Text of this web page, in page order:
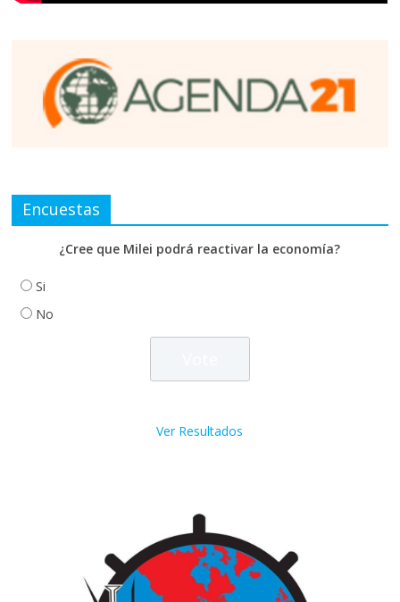
Encuestas
¿Cree que Milei podrá reactivar la economía?
Si
No
Ver Resultados